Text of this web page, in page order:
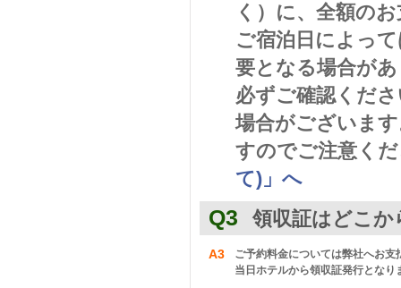
く）に、全額の
ご宿泊日によっ
要となる場合が
必ずご確認くだ
場合がございま
すのでご注意く
て)」へ
Q3 領収証はどこ
A3
ご予約料金については弊社へお
当日ホテルから領収証発行となり